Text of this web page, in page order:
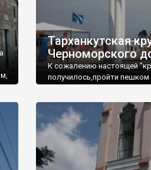
Тарханкутская
Черноморского
К сожалению настоящей
получилось,пройти